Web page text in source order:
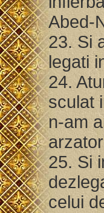
Abed-
23. Si
legati
24.
sculat
n-am
25. Si
celui